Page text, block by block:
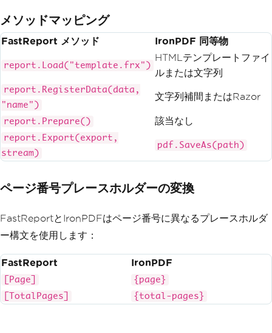
メソッドマッピング
FastReport メソッド IronPDF 同等物
report.Load("template.frx")
HTMLテンプレートファイ
ルまたは文字列
report.RegisterData(data,
"name")
文字列補間またはRazor
report.Prepare() 該当なし
report.Export(export,
stream)
pdf.SaveAs(path)
ページ番号プレースホルダーの変換
FastReportとIronPDFはページ番号に異なるプレースホルダ
ー構文を使用します：
FastReport IronPDF
[Page]
{page}
[TotalPages]
{total-pages}